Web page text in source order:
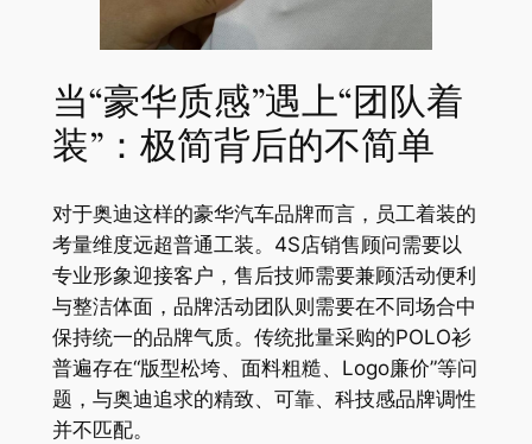
当“豪华质感”遇上“团队着
装”：极简背后的不简单
对于奥迪这样的豪华汽车品牌而言，员工着装的
考量维度远超普通工装。4S店销售顾问需要以
专业形象迎接客户，售后技师需要兼顾活动便利
与整洁体面，品牌活动团队则需要在不同场合中
保持统一的品牌气质。传统批量采购的POLO衫
普遍存在“版型松垮、面料粗糙、Logo廉价”等问
题，与奥迪追求的精致、可靠、科技感品牌调性
并不匹配。